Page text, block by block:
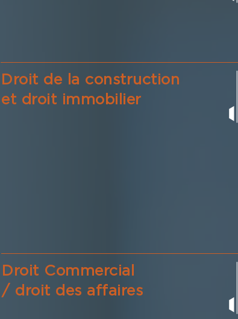
Droit de la construction
et droit immobilier
Droit Commercial
/ droit des affaires